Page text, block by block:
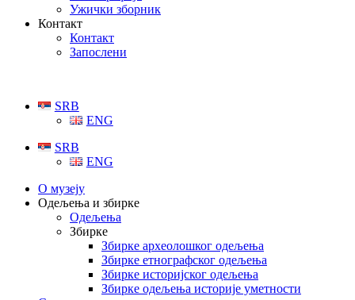
Ужички зборник
Контакт
Контакт
Запослени
SRB
ENG
SRB
ENG
О музеју
Одељења и збирке
Одељења
Збирке
Збирке археолошког одељења
Збирке етнографског одељења
Збирке историјског одељења
Збирке одељења историје уметности